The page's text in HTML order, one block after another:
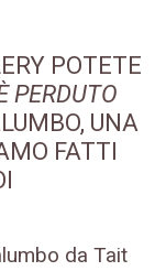
POTETE
PERDUTO
UNA
FATTI